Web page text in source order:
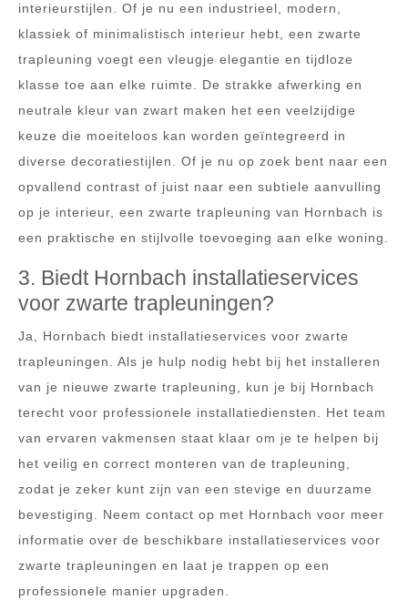
interieurstijlen. Of je nu een industrieel, modern,
klassiek of minimalistisch interieur hebt, een zwarte
trapleuning voegt een vleugje elegantie en tijdloze
klasse toe aan elke ruimte. De strakke afwerking en
neutrale kleur van zwart maken het een veelzijdige
keuze die moeiteloos kan worden geïntegreerd in
diverse decoratiestijlen. Of je nu op zoek bent naar een
opvallend contrast of juist naar een subtiele aanvulling
op je interieur, een zwarte trapleuning van Hornbach is
een praktische en stijlvolle toevoeging aan elke woning.
3. Biedt Hornbach installatieservices
voor zwarte trapleuningen?
Ja, Hornbach biedt installatieservices voor zwarte
trapleuningen. Als je hulp nodig hebt bij het installeren
van je nieuwe zwarte trapleuning, kun je bij Hornbach
terecht voor professionele installatiediensten. Het team
van ervaren vakmensen staat klaar om je te helpen bij
het veilig en correct monteren van de trapleuning,
zodat je zeker kunt zijn van een stevige en duurzame
bevestiging. Neem contact op met Hornbach voor meer
informatie over de beschikbare installatieservices voor
zwarte trapleuningen en laat je trappen op een
professionele manier upgraden.